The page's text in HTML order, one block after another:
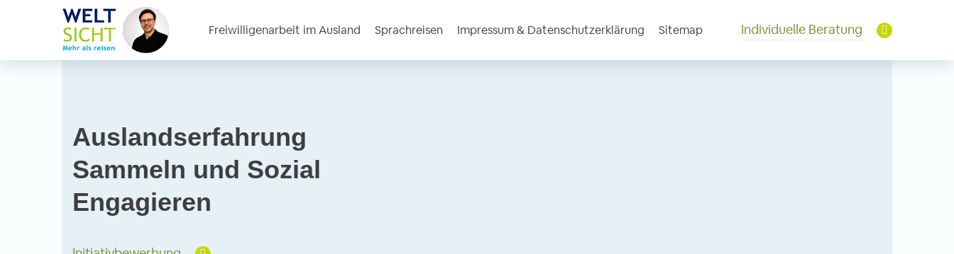
Freiwilligenarbeit im Ausland Sprachreisen Impressum & Datenschutzerklärung Sitemap Individuelle Beratung
Auslandserfahrung
Sammeln und Sozial
Engagieren